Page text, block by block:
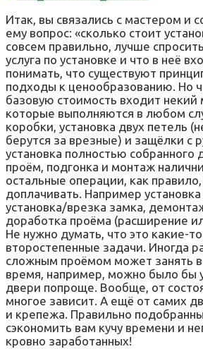
Итак, вы связались с мастером и
ему вопрос: «сколько стоит
совсем правильно, лучше
услуга по установке и что в неё
понимать, что существуют
подходы к ценообразованию. Но
базовую стоимость входит
которые выполняются в любом
коробки, установка двух петель
берутся за врезные) и защёлки с
установка полностью собранного
проём, подгонка и монтаж
остальные операции, как
доплачивать. Например
установка/врезка замка,
доработка проёма (расширение
Не нужно думать, что это какие-
второстепенные задачи. Иногда
сложным проёмом может занять
время, например, можно было бы
двери попроще. Вообще, от
многое зависит. А ещё от самих
и крепежа. Правильно
сэкономить вам кучу времени и
кровно заработанных!